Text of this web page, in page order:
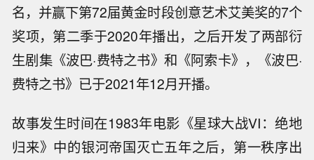
名，并赢下第72届黄金时段创意艺术艾美奖的7个
奖项，第二季于2020年播出，之后开发了两部衍
生剧集《波巴·费特之书》和《阿索卡》，《波巴·
费特之书》已于2021年12月开播。
故事发生时间在1983年电影《星球大战VI：绝地
归来》中的银河帝国灭亡五年之后，第一秩序出